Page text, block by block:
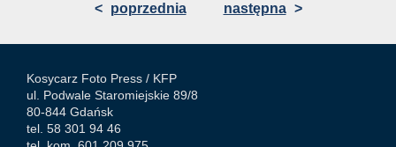
< poprzednia następna >
Kosycarz Foto Press / KFP
ul. Podwale Staromiejskie 89/8
80-844 Gdańsk
tel. 58 301 94 46